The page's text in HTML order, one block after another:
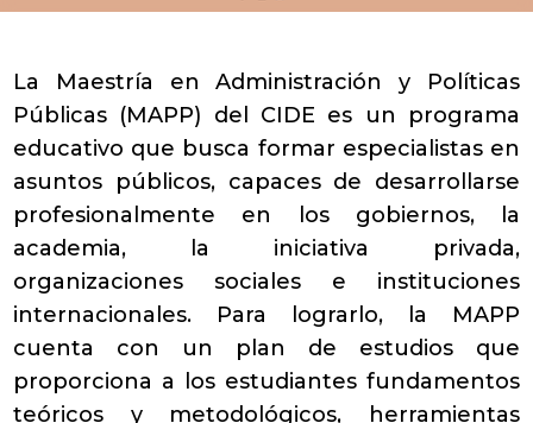
La Maestría en Administración y Políticas
Públicas (MAPP) del CIDE es un programa
educativo que busca formar especialistas en
asuntos públicos, capaces de desarrollarse
profesionalmente en los gobiernos, la
academia, la iniciativa privada,
organizaciones sociales e instituciones
internacionales. Para lograrlo, la MAPP
cuenta con un plan de estudios que
proporciona a los estudiantes fundamentos
teóricos y metodológicos, herramientas